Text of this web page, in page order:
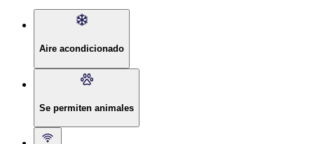
Aire acondicionado
Se permiten animales